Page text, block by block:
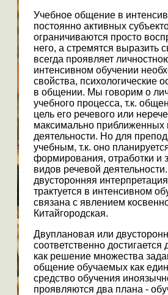
Учебное общение в
постоянно активных
ограничиваются просто
него, а стремятся выразить
всегда проявляет
интенсивном обучении
свойства, психологические
в общении. Мы говорим о
учебного процесса, т.к.
цель его речевого или
максимально приближенных
деятельности. Но для
учебным, т.к. оно
формирования, отработки и
видов речевой
двусторонняя
трактуется в интенсивном
связана с явлением
Китайгородская.
Двуплановая или
соответственно
как решение множества
общение обучаемых как
средство обучения
проявляются два плана -